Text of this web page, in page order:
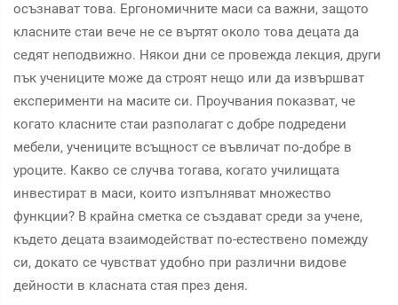
осъзнават това. Ергономичните маси са важни, защото
класните стаи вече не се въртят около това децата да
седят неподвижно. Някои дни се провежда лекция, други
пък учениците може да строят нещо или да извършват
експерименти на масите си. Проучвания показват, че
когато класните стаи разполагат с добре подредени
мебели, учениците всъщност се въвличат по-добре в
уроците. Какво се случва тогава, когато училищата
инвестират в маси, които изпълняват множество
функции? В крайна сметка се създават среди за учене,
където децата взаимодействат по-естествено помежду
си, докато се чувстват удобно при различни видове
дейности в класната стая през деня.